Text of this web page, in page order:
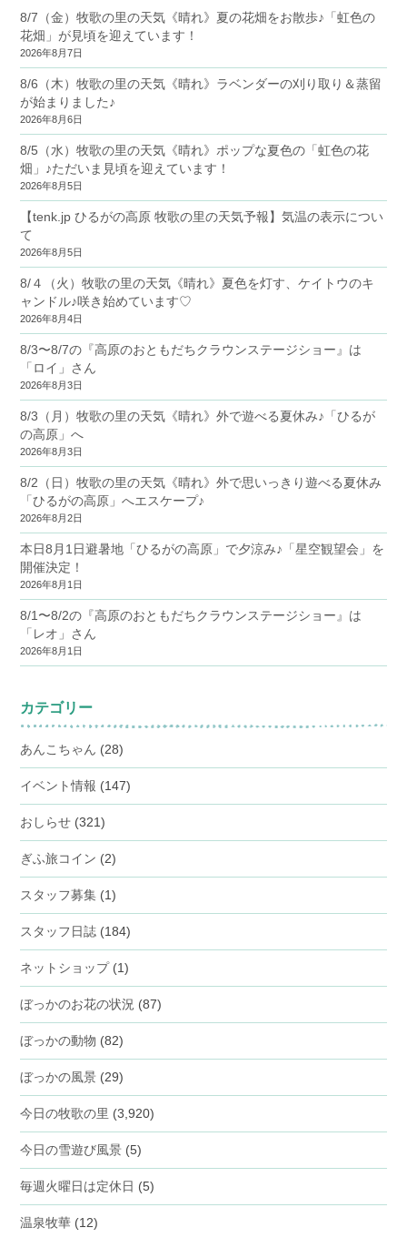
8/7（金）牧歌の里の天気《晴れ》夏の花畑をお散歩♪「虹色の
花畑」が見頃を迎えています！
2026年8月7日
8/6（木）牧歌の里の天気《晴れ》ラベンダーの刈り取り＆蒸留
が始まりました♪
2026年8月6日
8/5（水）牧歌の里の天気《晴れ》ポップな夏色の「虹色の花
畑」♪ただいま見頃を迎えています！
2026年8月5日
【tenk.jp ひるがの高原 牧歌の里の天気予報】気温の表示につい
て
2026年8月5日
8/４（火）牧歌の里の天気《晴れ》夏色を灯す、ケイトウのキ
ャンドル♪咲き始めています♡
2026年8月4日
8/3〜8/7の『高原のおともだちクラウンステージショー』は
「ロイ」さん
2026年8月3日
8/3（月）牧歌の里の天気《晴れ》外で遊べる夏休み♪「ひるが
の高原」へ
2026年8月3日
8/2（日）牧歌の里の天気《晴れ》外で思いっきり遊べる夏休み
「ひるがの高原」へエスケープ♪
2026年8月2日
本日8月1日避暑地「ひるがの高原」で夕涼み♪「星空観望会」を
開催決定！
2026年8月1日
8/1〜8/2の『高原のおともだちクラウンステージショー』は
「レオ」さん
2026年8月1日
カテゴリー
あんこちゃん (28)
イベント情報 (147)
おしらせ (321)
ぎふ旅コイン (2)
スタッフ募集 (1)
スタッフ日誌 (184)
ネットショップ (1)
ぼっかのお花の状況 (87)
ぼっかの動物 (82)
ぼっかの風景 (29)
今日の牧歌の里 (3,920)
今日の雪遊び風景 (5)
毎週火曜日は定休日 (5)
温泉牧華 (12)